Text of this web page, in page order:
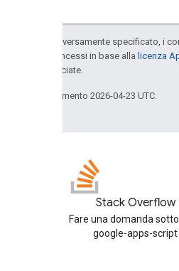
Salvo quando diversamente specificato, i
codice sono concessi in base alla licenza
delle sue consociate.
Ultimo aggiornamento 2026-04-23 UTC.
Stack Overflow
Fare una domanda
google-apps-script